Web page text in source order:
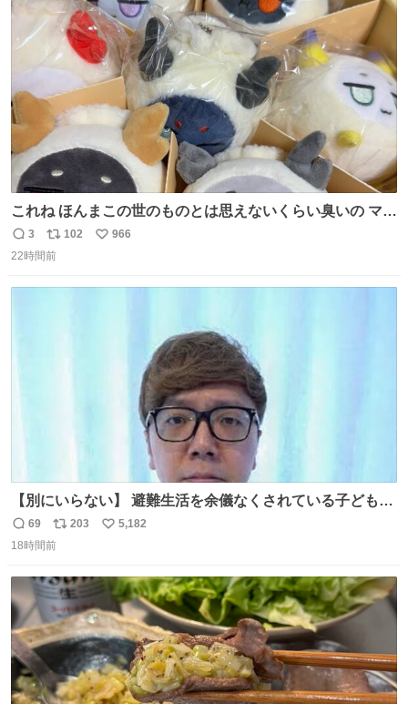
ト
数
数
これね ほんまこの世のものとは思えないくらい臭いの マジ
で、死ぬほど、臭い 中に入ってる謎スクイーズのせいなん
だけど
返
信
3
リ
ポ
102
い
966
22時間前
【別にいらない】 避難生活を余儀なくされている子どもた
ちのためにヒカキンボックス1000個を寄付させていただき
ました
返
信
69
リ
ポ
ト
数
203
い
5,182
18時間前